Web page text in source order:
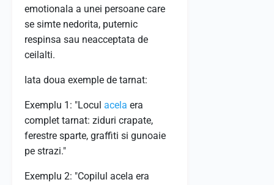
emotionala a unei persoane care
se simte nedorita, puternic
respinsa sau neacceptata de
ceilalti.
Iata doua exemple de tarnat:
Exemplu 1: "Locul acela era
complet tarnat: ziduri crapate,
ferestre sparte, graffiti si gunoaie
pe strazi."
Exemplu 2: "Copilul acela era